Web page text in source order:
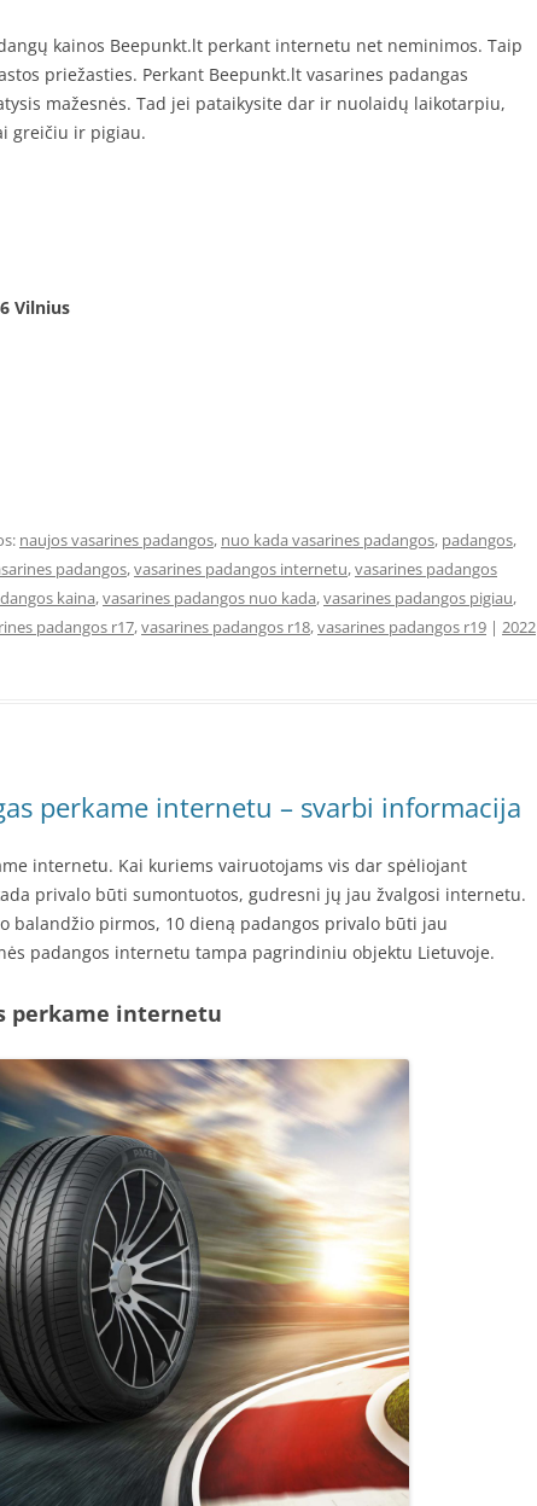
kainos Beepunkt.lt perkant internetu net neminimos. Taip
priežasties. Perkant Beepunkt.lt vasarines padangas
mažesnės. Tad jei pataikysite dar ir nuolaidų laikotarpiu,
greičiu ir pigiau.
Vilnius
naujos vasarines padangos, nuo kada vasarines padangos, padangos,
padangos,vasarines padangos internetu,vasarines padangos
kaina,vasarines padangos nuo kada,vasarines padangos pigiau,
padangos r17,vasarines padangos r18,vasarines padangos r19 | 2022
perkame internetu – svarbi informacija
internetu. Kai kuriems vairuotojams vis dar spėliojant
privalo būti sumontuotos, gudresni jų jau žvalgosi internetu.
balandžio pirmos, 10 dieną padangos privalo būti jau
padangos internetu tampa pagrindiniu objektu Lietuvoje.
perkame internetu